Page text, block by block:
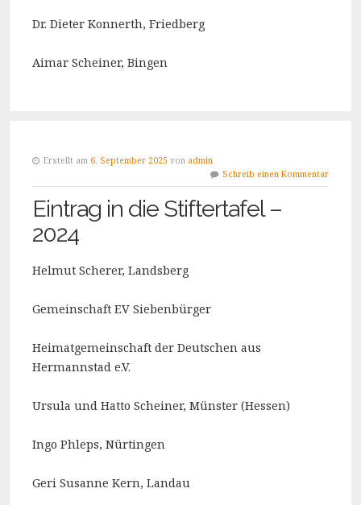
Dr. Dieter Konnerth, Friedberg
Aimar Scheiner, Bingen
Erstellt am 6. September 2025 von admin
Schreib einen Kommentar
Eintrag in die Stiftertafel –
2024
Helmut Scherer, Landsberg
Gemeinschaft EV Siebenbürger
Heimatgemeinschaft der Deutschen aus
Hermannstad e.V.
Ursula und Hatto Scheiner, Münster (Hessen)
Ingo Phleps, Nürtingen
Geri Susanne Kern, Landau